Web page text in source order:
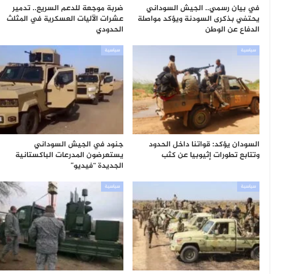
في بيان رسمي.. الجيش السوداني
يحتفي بذكرى السودنة ويؤكد مواصلة
الدفاع عن الوطن
ضربة موجعة للدعم السريع.. تدمير
عشرات الآليات العسكرية في المثلث
الحدودي
سياسية
السودان يؤكد: قواتنا داخل الحدود
وتتابع تطورات إثيوبيا عن كثب
سياسية
جنود في الجيش السوداني
يستعرضون المدرعات الباكستانية
الجديدة “فيديو”
سياسية سياسية